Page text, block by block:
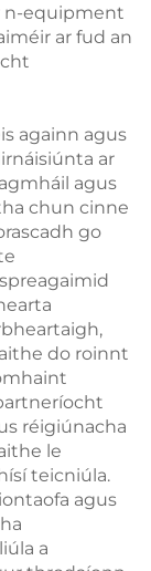
n-equipment
ar fud an
againn agus
ar
agus
chun cinne
go
do roinnt
réigiúnacha
le
teicniúla.
agus
a